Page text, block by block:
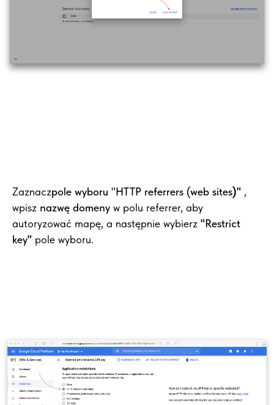
Zaznaczpole wyboru "HTTP referrers (web sites)" ,
wpisz nazwę domeny w polu referrer, aby
autoryzować mapę, a następnie wybierz "Restrict
key" pole wyboru.